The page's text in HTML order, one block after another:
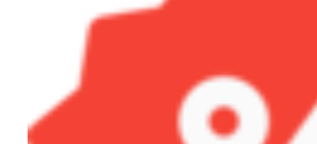
Contul Meu